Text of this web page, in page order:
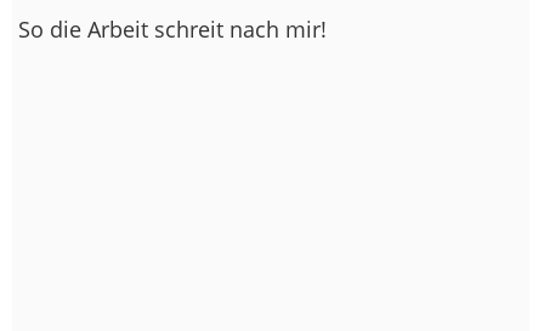
So die Arbeit schreit nach mir!